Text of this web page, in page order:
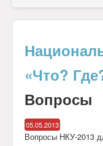
Региональные
Клубы и лиги
Документы
Партнёры
«Что?
Вопросы
05.05.2013
Вопросы НКУ-2013